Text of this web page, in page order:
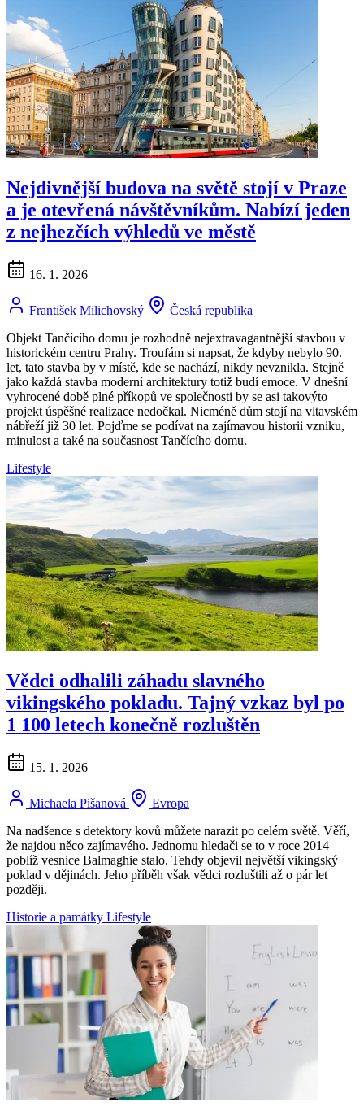
Nejdivnější budova na světě stojí v Praze
a je otevřená návštěvníkům. Nabízí jeden
z nejhezčích výhledů ve městě
16. 1. 2026
František Milichovský
Česká republika
Objekt Tančícího domu je rozhodně nejextravagantnější stavbou v
historickém centru Prahy. Troufám si napsat, že kdyby nebylo 90.
let, tato stavba by v místě, kde se nachází, nikdy nevznikla. Stejně
jako každá stavba moderní architektury totiž budí emoce. V dnešní
vyhrocené době plné příkopů ve společnosti by se asi takovýto
projekt úspěšné realizace nedočkal. Nicméně dům stojí na vltavském
nábřeží již 30 let. Pojďme se podívat na zajímavou historii vzniku,
minulost a také na současnost Tančícího domu.
Lifestyle
Vědci odhalili záhadu slavného
vikingského pokladu. Tajný vzkaz byl po
1 100 letech konečně rozluštěn
15. 1. 2026
Michaela Pišanová
Evropa
Na nadšence s detektory kovů můžete narazit po celém světě. Věří,
že najdou něco zajímavého. Jednomu hledači se to v roce 2014
poblíž vesnice Balmaghie stalo. Tehdy objevil největší vikingský
poklad v dějinách. Jeho příběh však vědci rozluštili až o pár let
později.
Historie a památky Lifestyle